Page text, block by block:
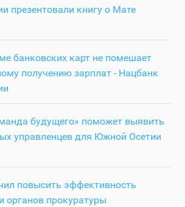
презентовали книгу о Мате
банковских карт не помешает
получению зарплат - Нацбанк
будущего» поможет выявить
управленцев для Южной Осетии
повысить эффективность
органов прокуратуры